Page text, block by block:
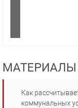
МАТЕРИАЛЫ
Как
коммунальных